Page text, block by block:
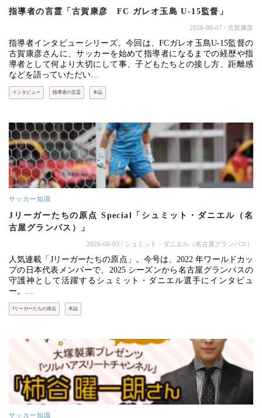
指導者の言霊「古賀康彦 FC ガレオ玉島 U-15監督」
2026-08-07 / 古賀康彦
指導者インタビューシリーズ。今回は、FCガレオ玉島U-15監督の
古賀康彦さんに、サッカーを始めて指導者になるまでの経歴や指
導者として何より大切にして事、子どもたちとの接し方、距離感
などを語っていただい…
インタビュー 指導者の言霊 本誌
サッカー知識
Jリーガーたちの原点 Special「シュミット・ダニエル（名
古屋グランパス）」
2026-08-03 / シュミット・ダニエル（名古屋グランパス）
人気連載「Jリーガーたちの原点」。今号は、2022 年ワールドカッ
プの日本代表メンバーで、2025 シーズンから名古屋グランパスの
守護神として活躍するシュミット・ダニエル選手にインタビュ
ー。…
Jリーガーたちの原点 本誌
サッカー知識